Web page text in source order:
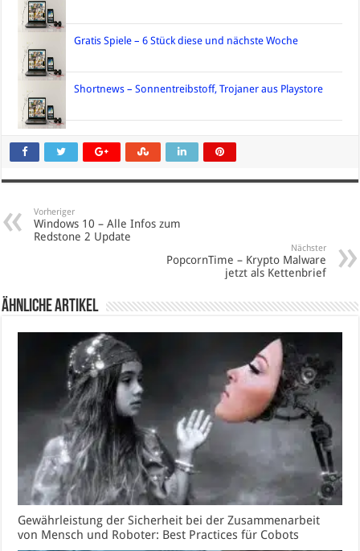
Gratis Spiele – 6 Stück diese und nächste Woche
Shortnews – Sonnentreibstoff, Trojaner aus Playstore
Vorheriger
Windows 10 – Alle Infos zum
Redstone 2 Update
Nächster
PopcornTime – Krypto Malware
jetzt als Kettenbrief
Ähnliche Artikel
Gewährleistung der Sicherheit bei der Zusammenarbeit
von Mensch und Roboter: Best Practices für Cobots